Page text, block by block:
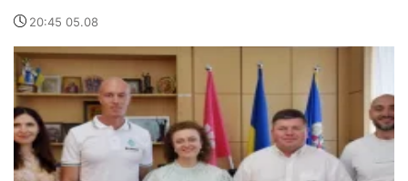
20:45 05.08